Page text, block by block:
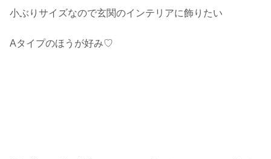
小ぶりサイズなので玄関のインテリアに飾りたい
Aタイプのほうが好み♡